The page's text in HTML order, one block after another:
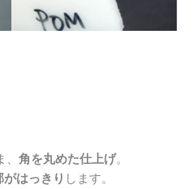
角を丸めた仕上げ。
はっきり します。